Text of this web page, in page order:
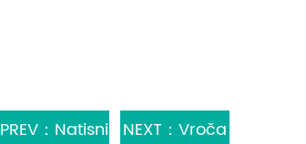
PREV：Natisni NEXT：Vroča